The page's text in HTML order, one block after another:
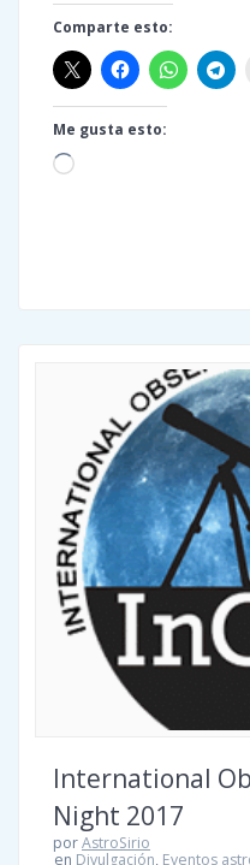
Comparte esto:
Me gusta esto:
Cargando...
International
Night 2017
porAstroSirio
en Divulgación, Eventos